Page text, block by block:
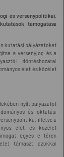
és versenypolitikai,
támogatása
kutatási pályázatokat
a versenyjog és a
döntéshozatal
élet és közélet
nyílt pályázatot
és oktatási
illetve a
élet és közélet
egyes e téren
támaszt azokkal